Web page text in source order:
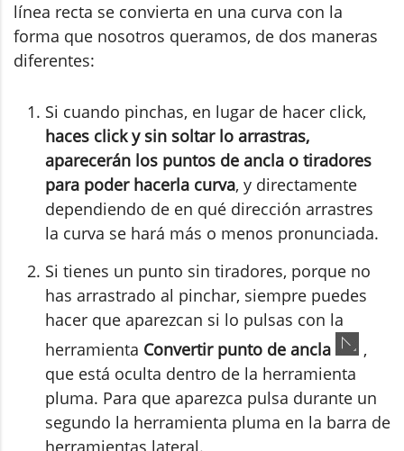
línea recta se convierta en una curva con la
forma que nosotros queramos, de dos maneras
diferentes:
Si cuando pinchas, en lugar de hacer click,
haces click y sin soltar lo arrastras,
aparecerán los puntos de ancla o tiradores
para poder hacerla curva, y directamente
dependiendo de en qué dirección arrastres
la curva se hará más o menos pronunciada.
Si tienes un punto sin tiradores, porque no
has arrastrado al pinchar, siempre puedes
hacer que aparezcan si lo pulsas con la
herramienta Convertir punto de ancla
,
que está oculta dentro de la herramienta
pluma. Para que aparezca pulsa durante un
segundo la herramienta pluma en la barra de
herramientas lateral.